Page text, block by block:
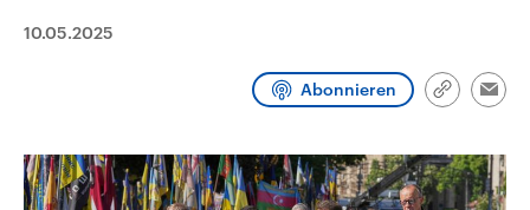
10.05.2025
Abonnieren
Link